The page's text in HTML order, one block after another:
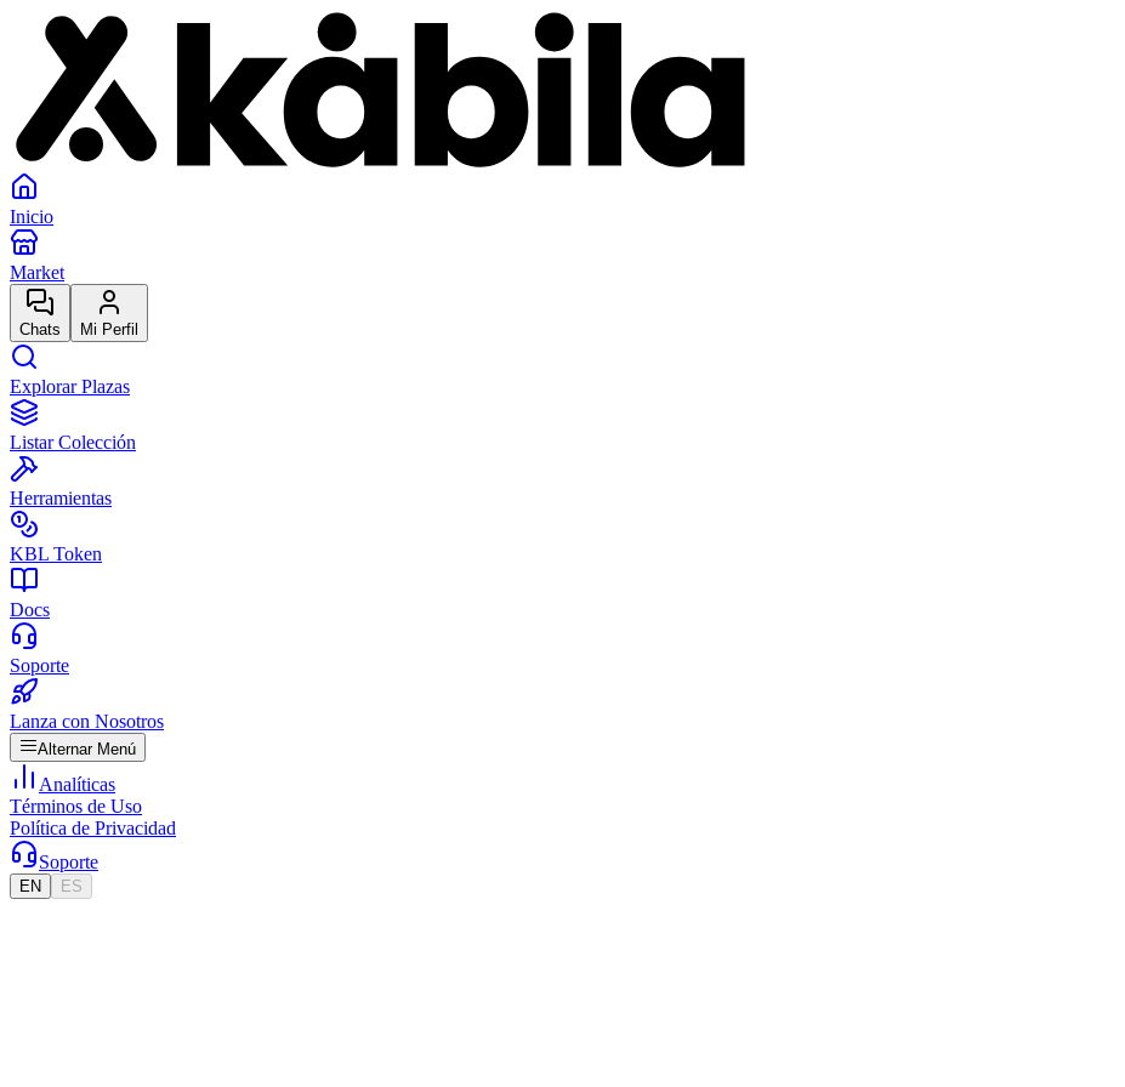
Inicio
Market
Chats Mi Perfil
Explorar Plazas
Listar Colección
Herramientas
KBL Token
Docs
Soporte
Lanza con Nosotros
Alternar Menú
Analíticas
Términos de Uso
Política de Privacidad
Soporte
EN ES